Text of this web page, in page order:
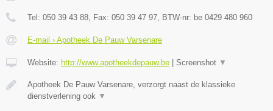
Tel: 050 39 43 88 , Fax: 050 39 47 97 , BTW-nr: be 0429 480 960
E-mail › Apotheek De Pauw Varsenare
Website: http://www.apotheekdepauw.be Screenshot ▼
Apotheek De Pauw Varsenare, verzorgt naast de klassieke
dienstverlening ook ▼